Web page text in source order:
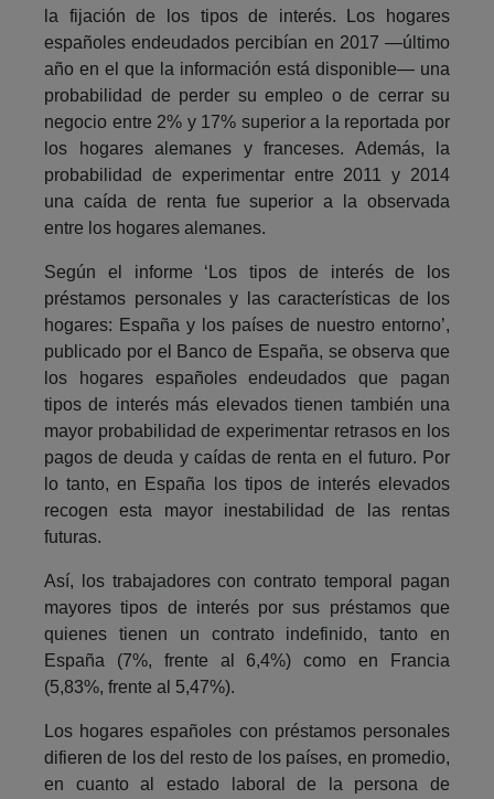
la fijación de los tipos de interés. Los hogares
españoles endeudados percibían en 2017 —último
año en el que la información está disponible— una
probabilidad de perder su empleo o de cerrar su
negocio entre 2% y 17% superior a la reportada por
los hogares alemanes y franceses. Además, la
probabilidad de experimentar entre 2011 y 2014
una caída de renta fue superior a la observada
entre los hogares alemanes.
Según el informe ‘Los tipos de interés de los
préstamos personales y las características de los
hogares: España y los países de nuestro entorno’,
publicado por el Banco de España, se observa que
los hogares españoles endeudados que pagan
tipos de interés más elevados tienen también una
mayor probabilidad de experimentar retrasos en los
pagos de deuda y caídas de renta en el futuro. Por
lo tanto, en España los tipos de interés elevados
recogen esta mayor inestabilidad de las rentas
futuras.
Así, los trabajadores con contrato temporal pagan
mayores tipos de interés por sus préstamos que
quienes tienen un contrato indefinido, tanto en
España (7%, frente al 6,4%) como en Francia
(5,83%, frente al 5,47%).
Los hogares españoles con préstamos personales
difieren de los del resto de los países, en promedio,
en cuanto al estado laboral de la persona de